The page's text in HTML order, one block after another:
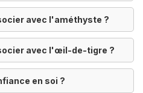
avec l'améthyste ?
avec l'œil-de-tigre ?
en soi ?